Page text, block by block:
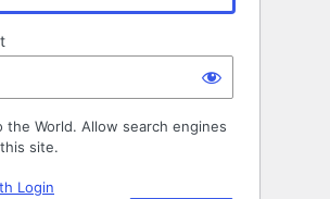
the World. Allow search engines
site.
Login